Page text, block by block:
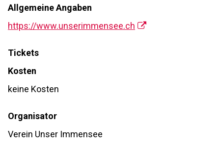
Allgemeine Angaben
https://www.unserimmensee.ch
Tickets
Kosten
keine Kosten
Organisator
Verein Unser Immensee